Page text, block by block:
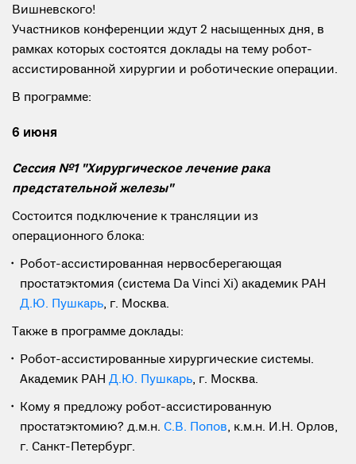
Вишневского!
Участников конференции ждут 2 насыщенных дня, в
рамках которых состоятся доклады на тему робот-
ассистированной хирургии и роботические операции.
В программе:
6 июня
Сессия №1 "Хирургическое лечение рака
предстательной железы"
Состоится подключение к трансляции из
операционного блока:
Робот-ассистированная нервосберегающая
простатэктомия (система Da Vinci Xi) академик РАН
Д.Ю. Пушкарь, г. Москва.
Также в программе доклады:
Робот-ассистированные хирургические системы.
Академик РАН Д.Ю. Пушкарь, г. Москва.
Кому я предложу робот-ассистированную
простатэктомию? д.м.н. С.В. Попов, к.м.н. И.Н. Орлов,
г. Санкт-Петербург.